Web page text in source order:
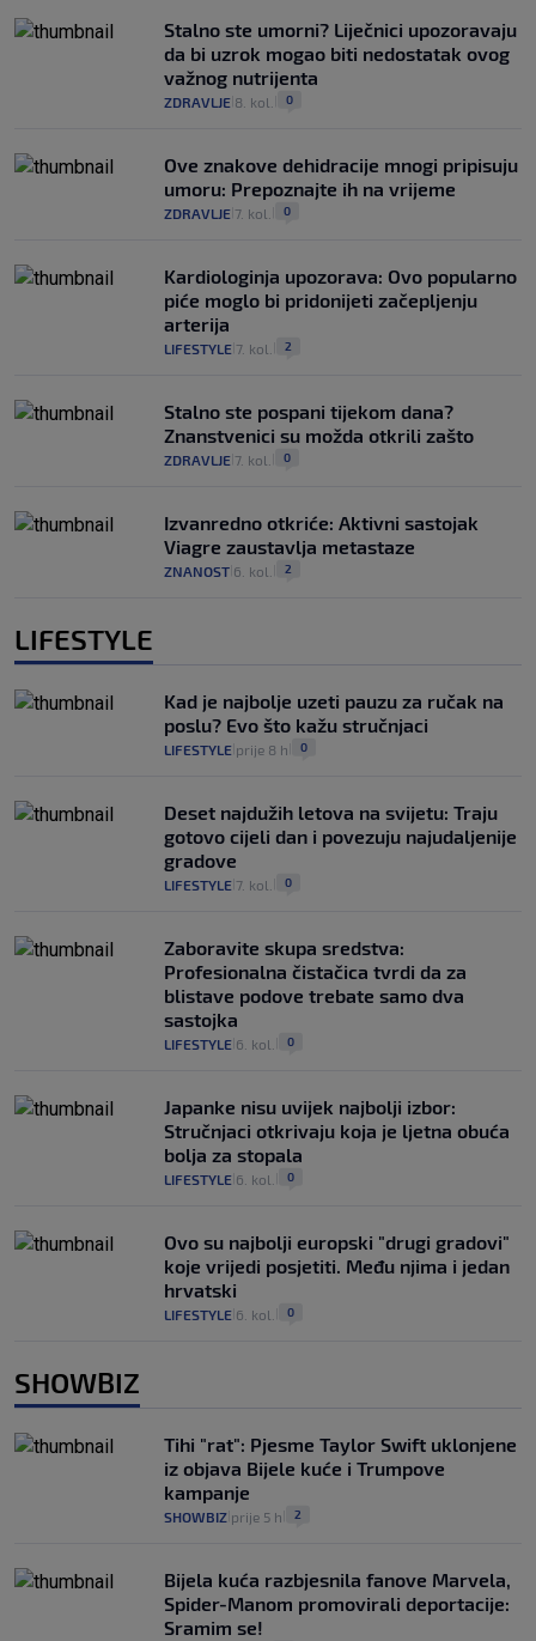
Stalno ste umorni? Liječnici upozoravaju
da bi uzrok mogao biti nedostatak ovog
važnog nutrijenta
ZDRAVLJE 8. kol. 0
Ove znakove dehidracije mnogi pripisuju
umoru: Prepoznajte ih na vrijeme
ZDRAVLJE 7. kol. 0
Kardiologinja upozorava: Ovo popularno
piće moglo bi pridonijeti začepljenju
arterija
LIFESTYLE 7. kol. 2
Stalno ste pospani tijekom dana?
Znanstvenici su možda otkrili zašto
ZDRAVLJE 7. kol. 0
Izvanredno otkriće: Aktivni sastojak
Viagre zaustavlja metastaze
ZNANOST 6. kol. 2
LIFESTYLE
Kad je najbolje uzeti pauzu za ručak na
poslu? Evo što kažu stručnjaci
LIFESTYLE prije 8 h 0
Deset najdužih letova na svijetu: Traju
gotovo cijeli dan i povezuju najudaljenije
gradove
LIFESTYLE 7. kol. 0
Zaboravite skupa sredstva:
Profesionalna čistačica tvrdi da za
blistave podove trebate samo dva
sastojka
LIFESTYLE 6. kol. 0
Japanke nisu uvijek najbolji izbor:
Stručnjaci otkrivaju koja je ljetna obuća
bolja za stopala
LIFESTYLE 6. kol. 0
Ovo su najbolji europski "drugi gradovi"
koje vrijedi posjetiti. Među njima i jedan
hrvatski
LIFESTYLE 6. kol. 0
SHOWBIZ
Tihi "rat": Pjesme Taylor Swift uklonjene
iz objava Bijele kuće i Trumpove
kampanje
SHOWBIZ prije 5 h 2
Bijela kuća razbjesnila fanove Marvela,
Spider-Manom promovirali deportacije:
Sramim se!